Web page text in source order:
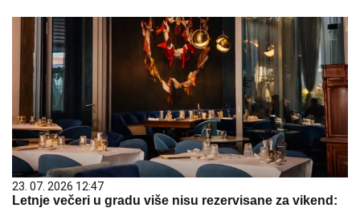
23. 07. 2026 12:47
Letnje večeri u gradu više nisu rezervisane za vikend: